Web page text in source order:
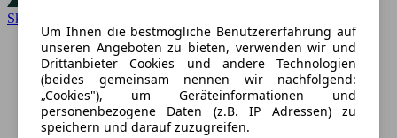
Skoda
Um Ihnen die bestmögliche Benutzererfahrung auf
unseren Angeboten zu bieten, verwenden wir und
Drittanbieter Cookies und andere Technologien
(beides gemeinsam nennen wir nachfolgend:
„Cookies"), um Geräteinformationen und
personenbezogene Daten (z.B. IP Adressen) zu
speichern und darauf zuzugreifen.